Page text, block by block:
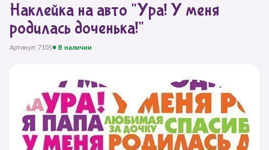
Наклейка на авто "Ура! У меня
родилась доченька!"
Артикул: 7105● В наличии